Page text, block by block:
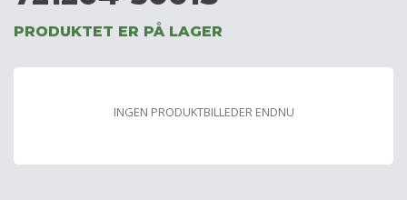
PRODUKTET ER PÅ LAGER
INGEN PRODUKTBILLEDER ENDNU